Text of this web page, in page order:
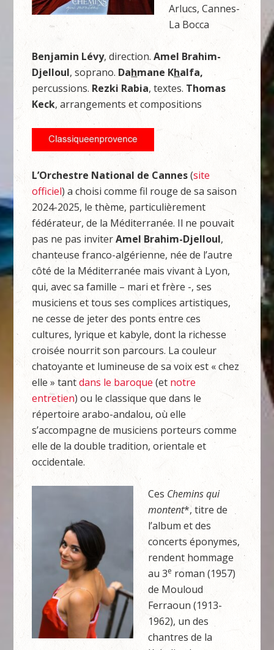
Arlucs, Cannes-
La Bocca
Benjamin Lévy, direction.Amel Brahim-
Djelloul, soprano. Dahmane Khalfa,
percussions. Rezki Rabia, textes. Thomas
Keck, arrangements et compositions
L’Orchestre National de Cannes(site
officiel) a choisi comme fil rouge de sa saison
2024-2025, le thème, particulièrement
fédérateur, de la Méditerranée. Il ne pouvait
pas ne pas inviterAmel Brahim-Djelloul,
chanteuse franco-algérienne, née de l’autre
côté de la Méditerranée mais vivant à Lyon,
qui, avec sa famille – mari et frère -, ses
musiciens et tous ses complices artistiques,
ne cesse de jeter des ponts entre ces
cultures, lyrique et kabyle, dont la richesse
croisée nourrit son parcours. La couleur
chatoyante et lumineuse de sa voix est « chez
elle » tantdans le baroque (et notre
entretien) ou le classique que dans le
répertoire arabo-andalou, où elle
s’accompagne de musiciens porteurs comme
elle de la double tradition, orientale et
occidentale.
Ces Chemins qui
montent*, titre de
l’album et des
concerts éponymes,
rendent hommage
au 3e roman (1957)
de Mouloud
Ferraoun (1913-
1962), un des
chantres de la